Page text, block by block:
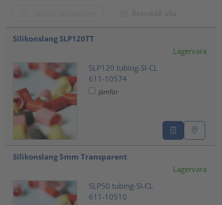
Silikonslang SLP120TT
Lagervara
SLP120 tubing-SI-CL
611-10574
Jämför
Silikonslang 5mm Transparent
Lagervara
SLP50 tubing-SI-CL
611-10510